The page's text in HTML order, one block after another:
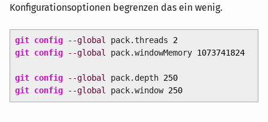
Konfigurationsoptionen begrenzen das ein wenig.
git config --global pack.threads 2
git config
--global pack.windowMemory 1073741824
git config --global pack.depth 250
git config
--global pack.window 250